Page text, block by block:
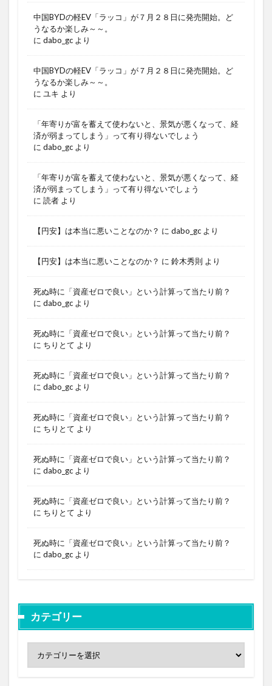
中国BYDの軽EV「ラッコ」が７月２８日に発売開始。ど
うなるか楽しみ～～。
に dabo_gc より
中国BYDの軽EV「ラッコ」が７月２８日に発売開始。ど
うなるか楽しみ～～。
に ユキ より
「年寄りが富を蓄えて使わないと、景気が悪くなって、経
済が弱まってしまう」って有り得ないでしょう
に dabo_gc より
「年寄りが富を蓄えて使わないと、景気が悪くなって、経
済が弱まってしまう」って有り得ないでしょう
に 読者 より
【円安】は本当に悪いことなのか？ に dabo_gc より
【円安】は本当に悪いことなのか？ に 鈴木秀則 より
死ぬ時に「資産ゼロで良い」という計算って当たり前？
に dabo_gc より
死ぬ時に「資産ゼロで良い」という計算って当たり前？
に ちりとて より
死ぬ時に「資産ゼロで良い」という計算って当たり前？
に dabo_gc より
死ぬ時に「資産ゼロで良い」という計算って当たり前？
に ちりとて より
死ぬ時に「資産ゼロで良い」という計算って当たり前？
に dabo_gc より
死ぬ時に「資産ゼロで良い」という計算って当たり前？
に ちりとて より
死ぬ時に「資産ゼロで良い」という計算って当たり前？
に dabo_gc より
カテゴリー